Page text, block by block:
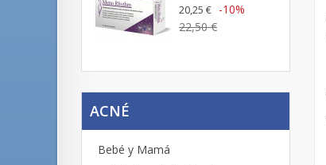
20,25 € -10%
22,50 €
ACNÉ
Bebé y Mamá